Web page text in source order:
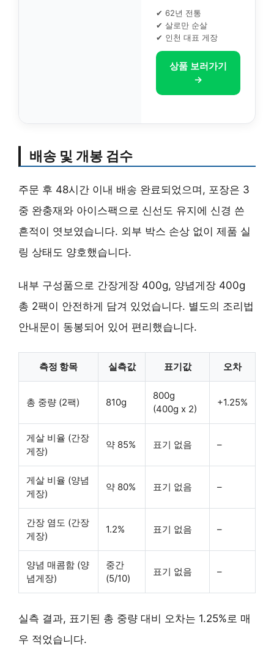
✔ 62년 전통
✔ 살로만 순살
✔ 인천 대표 게장
상품 보러가기
→
배송 및 개봉 검수
주문 후 48시간 이내 배송 완료되었으며, 포장은 3
중 완충재와 아이스팩으로 신선도 유지에 신경 쓴
흔적이 엿보였습니다. 외부 박스 손상 없이 제품 실
링 상태도 양호했습니다.
내부 구성품으로 간장게장 400g, 양념게장 400g
총 2팩이 안전하게 담겨 있었습니다. 별도의 조리법
안내문이 동봉되어 있어 편리했습니다.
측정 항목 실측값 표기값 오차
총 중량 (2팩) 810g
800g
(400g x 2)
+1.25%
게살 비율 (간장
게장)
약 85% 표기 없음 –
게살 비율 (양념
게장)
약 80% 표기 없음 –
간장 염도 (간장
게장)
1.2% 표기 없음 –
양념 매콤함 (양
념게장)
중간
(5/10)
표기 없음 –
실측 결과, 표기된 총 중량 대비 오차는 1.25%로 매
우 적었습니다.